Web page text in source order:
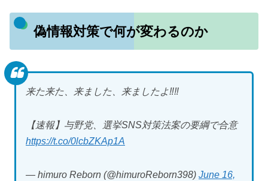
偽情報対策で何が変わるのか
来た来た、来ました、来ましたよ‼︎‼︎
【速報】与野党、選挙SNS対策法案の要綱で合意
https://t.co/0lcbZKAp1A
— himuro Reborn (@himuroReborn398) June 16,